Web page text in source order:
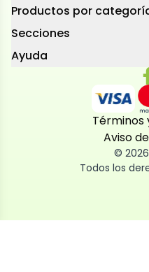
Productos por
Secciones
Ayuda
Términos
Aviso
© 2026
Todos los